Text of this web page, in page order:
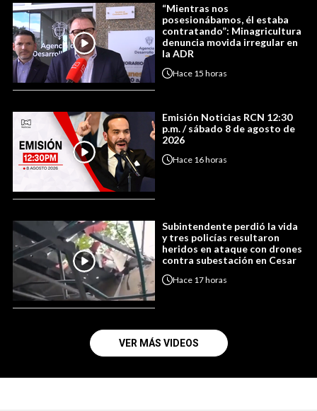
“Mientras nos
posesionábamos, él estaba
contratando”: Minagricultura
denuncia movida irregular en
la ADR
Hace 15 horas
Emisión Noticias RCN 12:30
p.m. / sábado 8 de agosto de
2026
Hace 16 horas
Subintendente perdió la vida
y tres policías resultaron
heridos en ataque con drones
contra subestación en Cesar
Hace 17 horas
VER MÁS VIDEOS